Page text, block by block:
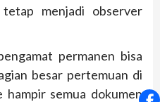
menjadi observer
permanen bisa
besar pertemuan di
hampir semua dokumen